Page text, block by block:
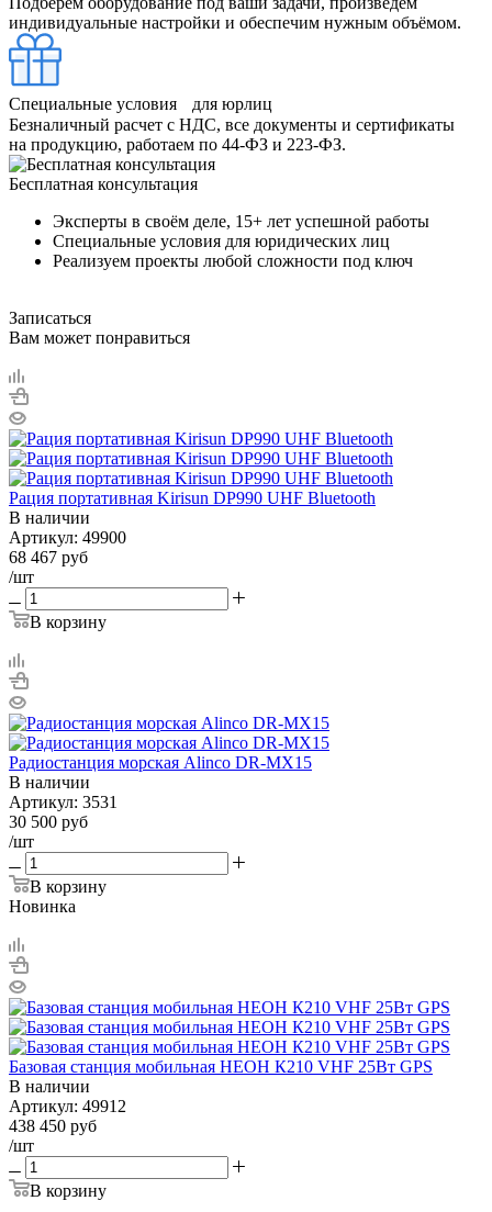
индивидуальные настройки и обеспечим нужным объёмом.
Специальные условия для юрлиц
Безналичный расчет с НДС, все документы и сертификаты
на продукцию, работаем по 44-ФЗ и 223-ФЗ.
Бесплатная консультация
Эксперты в своём деле, 15+ лет успешной работы
Специальные условия для юридических лиц
Реализуем проекты любой сложности под ключ
Записаться
Вам может понравиться
Рация портативная Kirisun DP990 UHF Bluetooth
В наличии
Артикул: 49900
68 467 руб
/шт
В корзину
Радиостанция морская Alinco DR-MX15
В наличии
Артикул: 3531
30 500 руб
/шт
В корзину
Новинка
Базовая станция мобильная НЕОН К210 VHF 25Вт GPS
В наличии
Артикул: 49912
438 450 руб
/шт
В корзину